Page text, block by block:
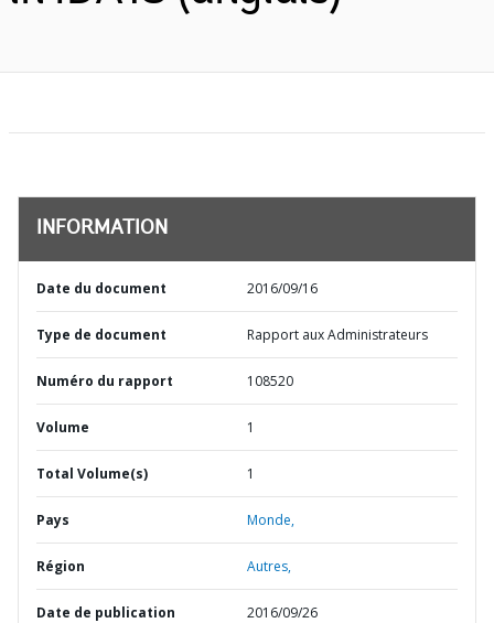
INFORMATION
Date du document 2016/09/16
Type de document Rapport aux Administrateurs
Numéro du rapport 108520
Volume 1
Total Volume(s) 1
Pays Monde,
Région Autres,
Date de publication 2016/09/26